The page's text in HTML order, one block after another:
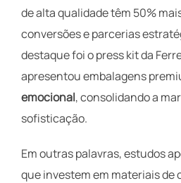
de alta qualidade têm 50%
conversões e parcerias
destaque foi o press kit da
apresentou embalagens
emocional, consolidando a
sofisticação.
Em outras palavras, estudos
que investem em materiais de